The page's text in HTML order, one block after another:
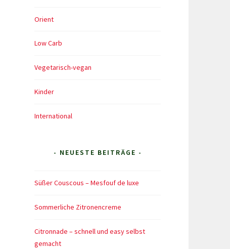
Orient
Low Carb
Vegetarisch-vegan
Kinder
International
- NEUESTE BEITRÄGE -
Süßer Couscous – Mesfouf de luxe
Sommerliche Zitronencreme
Citronnade – schnell und easy selbst
gemacht